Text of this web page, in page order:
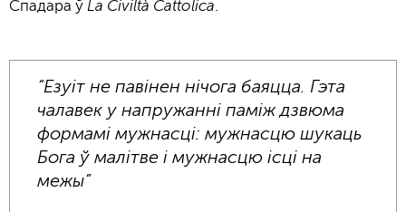
Спадара ў La Civiltà Cattolica.
“Езуіт не павінен нічога баяцца. Гэта
чалавек у напружанні паміж дзвюма
формамі мужнасці: мужнасцю шукаць
Бога ў малітве і мужнасцю ісці на
межы”